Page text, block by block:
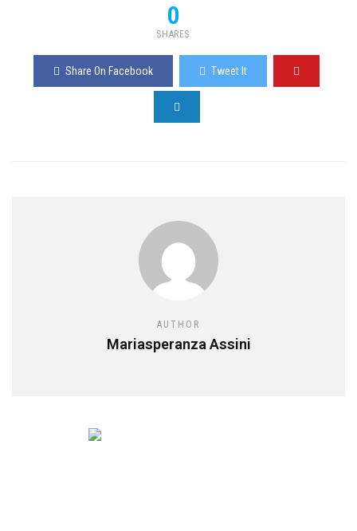
0
SHARES
Share On Facebook Tweet It
AUTHOR
Mariasperanza Assini